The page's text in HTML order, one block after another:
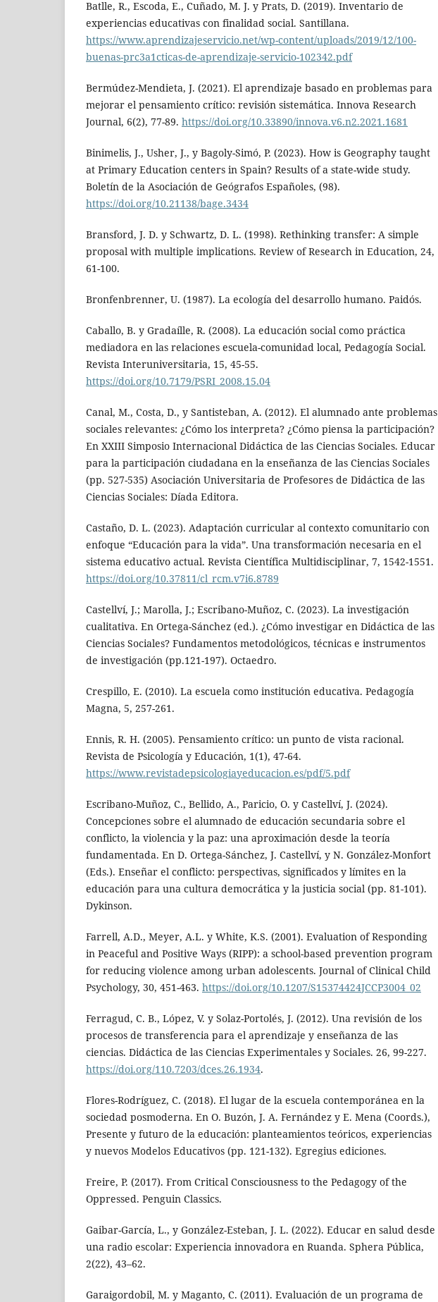
Batlle, R., Escoda, E., Cuñado, M. J. y Prats, D. (2019). Inventario de
experiencias educativas con finalidad social. Santillana.
https://www.aprendizajeservicio.net/wp-content/uploads/2019/12/100-
buenas-prc3a1cticas-de-aprendizaje-servicio-102342.pdf
Bermúdez-Mendieta, J. (2021). El aprendizaje basado en problemas para
mejorar el pensamiento crítico: revisión sistemática. Innova Research
Journal, 6(2), 77-89. https://doi.org/10.33890/innova.v6.n2.2021.1681
Binimelis, J., Usher, J., y Bagoly-Simó, P. (2023). How is Geography taught
at Primary Education centers in Spain? Results of a state-wide study.
Boletín de la Asociación de Geógrafos Españoles, (98).
https://doi.org/10.21138/bage.3434
Bransford, J. D. y Schwartz, D. L. (1998). Rethinking transfer: A simple
proposal with multiple implications. Review of Research in Education, 24,
61-100.
Bronfenbrenner, U. (1987). La ecología del desarrollo humano. Paidós.
Caballo, B. y Gradaílle, R. (2008). La educación social como práctica
mediadora en las relaciones escuela-comunidad local, Pedagogía Social.
Revista Interuniversitaria, 15, 45-55.
https://doi.org/10.7179/PSRI_2008.15.04
Canal, M., Costa, D., y Santisteban, A. (2012). El alumnado ante problemas
sociales relevantes: ¿Cómo los interpreta? ¿Cómo piensa la participación?
En XXIII Simposio Internacional Didáctica de las Ciencias Sociales. Educar
para la participación ciudadana en la enseñanza de las Ciencias Sociales
(pp. 527-535) Asociación Universitaria de Profesores de Didáctica de las
Ciencias Sociales: Díada Editora.
Castaño, D. L. (2023). Adaptación curricular al contexto comunitario con
enfoque “Educación para la vida”. Una transformación necesaria en el
sistema educativo actual. Revista Científica Multidisciplinar, 7, 1542-1551.
https://doi.org/10.37811/cl_rcm.v7i6.8789
Castellví, J.; Marolla, J.; Escribano-Muñoz, C. (2023). La investigación
cualitativa. En Ortega-Sánchez (ed.). ¿Cómo investigar en Didáctica de las
Ciencias Sociales? Fundamentos metodológicos, técnicas e instrumentos
de investigación (pp.121-197). Octaedro.
Crespillo, E. (2010). La escuela como institución educativa. Pedagogía
Magna, 5, 257-261.
Ennis, R. H. (2005). Pensamiento crítico: un punto de vista racional.
Revista de Psicología y Educación, 1(1), 47-64.
https://www.revistadepsicologiayeducacion.es/pdf/5.pdf
Escribano-Muñoz, C., Bellido, A., Paricio, O. y Castellví, J. (2024).
Concepciones sobre el alumnado de educación secundaria sobre el
conflicto, la violencia y la paz: una aproximación desde la teoría
fundamentada. En D. Ortega-Sánchez, J. Castellví, y N. González-Monfort
(Eds.). Enseñar el conflicto: perspectivas, significados y límites en la
educación para una cultura democrática y la justicia social (pp. 81-101).
Dykinson.
Farrell, A.D., Meyer, A.L. y White, K.S. (2001). Evaluation of Responding
in Peaceful and Positive Ways (RIPP): a school-based prevention program
for reducing violence among urban adolescents. Journal of Clinical Child
Psychology, 30, 451-463. https://doi.org/10.1207/S15374424JCCP3004_02
Ferragud, C. B., López, V. y Solaz-Portolés, J. (2012). Una revisión de los
procesos de transferencia para el aprendizaje y enseñanza de las
ciencias. Didáctica de las Ciencias Experimentales y Sociales. 26, 99-227.
https://doi.org/110.7203/dces.26.1934.
Flores-Rodríguez, C. (2018). El lugar de la escuela contemporánea en la
sociedad posmoderna. En O. Buzón, J. A. Fernández y E. Mena (Coords.),
Presente y futuro de la educación: planteamientos teóricos, experiencias
y nuevos Modelos Educativos (pp. 121-132). Egregius ediciones.
Freire, P. (2017). From Critical Consciousness to the Pedagogy of the
Oppressed. Penguin Classics.
Gaibar-García, L., y González-Esteban, J. L. (2022). Educar en salud desde
una radio escolar: Experiencia innovadora en Ruanda. Sphera Pública,
2(22), 43–62.
Garaigordobil, M. y Maganto, C. (2011). Evaluación de un programa de